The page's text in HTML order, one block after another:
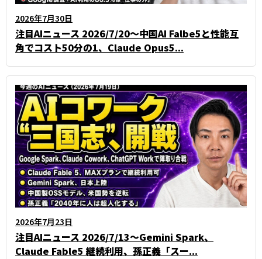
2026年7月30日
注目AIニュース 2026/7/20～中国AI Falbe5と性能互
角でコスト50分の1、Claude Opus5...
2026年7月23日
注目AIニュース 2026/7/13～Gemini Spark、
Claude Fable5 継続利用、孫正義「スー...